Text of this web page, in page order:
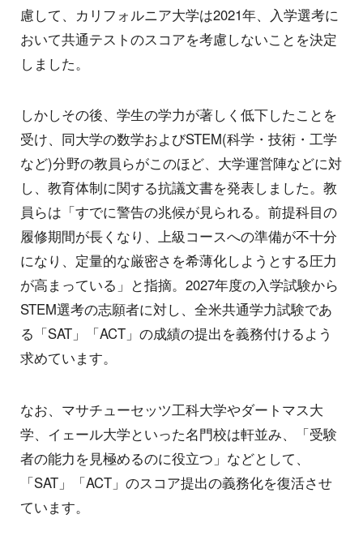
慮して、カリフォルニア大学は2021年、入学選考に
おいて共通テストのスコアを考慮しないことを決定
しました。
しかしその後、学生の学力が著しく低下したことを
受け、同大学の数学およびSTEM(科学・技術・工学
など)分野の教員らがこのほど、大学運営陣などに対
し、教育体制に関する抗議文書を発表しました。教
員らは「すでに警告の兆候が見られる。前提科目の
履修期間が長くなり、上級コースへの準備が不十分
になり、定量的な厳密さを希薄化しようとする圧力
が高まっている」と指摘。2027年度の入学試験から
STEM選考の志願者に対し、全米共通学力試験であ
る「SAT」「ACT」の成績の提出を義務付けるよう
求めています。
なお、マサチューセッツ工科大学やダートマス大
学、イェール大学といった名門校は軒並み、「受験
者の能力を見極めるのに役立つ」などとして、
「SAT」「ACT」のスコア提出の義務化を復活させ
ています。